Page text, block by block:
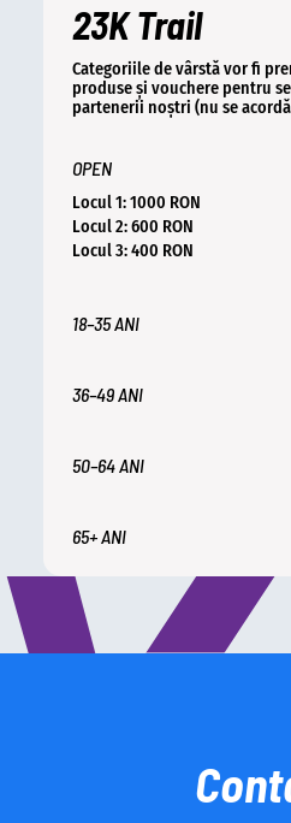
23K Trail
Categoriile de vârstă vor fi
produse și vouchere pentru
partenerii noștri (nu se
OPEN
Locul 1: 1000 RON
Locul 2: 600 RON
Locul 3: 400 RON
18–35 ANI
36–49 ANI
50–64 ANI
65+ ANI